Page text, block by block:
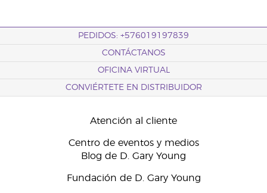
PEDIDOS: +576019197839
CONTÁCTANOS
OFICINA VIRTUAL
CONVIÉRTETE EN DISTRIBUIDOR
Atención al cliente
Centro de eventos y medios
Blog de D. Gary Young
Fundación de D. Gary Young